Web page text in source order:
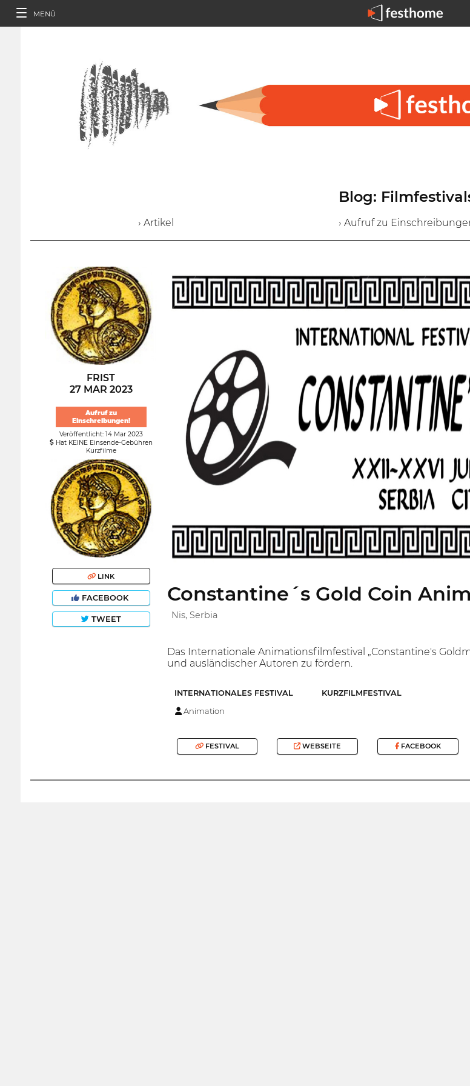
MENÜ
Blog:
› Artikel › Aufruf zu
FRIST
27 MAR 2023
Aufruf zu
Einschreibungen!
Veröffentlicht: 14 Mar 2023
Hat KEINE Einsende-Gebühren
Kurzfilme
LINK
FACEBOOK
TWEET
Constantine´s Gold Coin
Nis, Serbia
Das Internationale Animationsfilmfestival „Constantine's
und ausländischer Autoren zu fördern.
INTERNATIONALES FESTIVAL KURZFILMFESTIVAL
Animation
FESTIVAL WEBSEITE FACEBOOK